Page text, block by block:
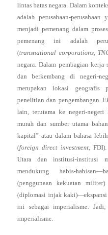
lintas batas negara. Dalam
adalah perusahaan-
menjadi pemenang dalam
pemenang ini adalah
(transnational corporations,
negara. Dalam pembagian kerja
dan berkembang di negeri-
merupakan lokasi geografis
penelitian dan pengembangan.
lain, terutama ke negeri-
murah dan sumber utama
kapital” atau dalam bahasa
(foreign direct investment, FDI).
Utara dan institusi-institusi
mendukung habis-
(penggunaan kekuatan
(diplomasi injak kaki)—ekspansi
ini sebagai imperialisme.
imperialisme.